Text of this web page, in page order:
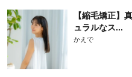
【縮毛矯正】
ュラルなス...
かえで